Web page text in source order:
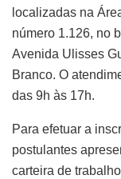
localizadas na
número 1.126, no
Avenida Ulisses
Branco. O
das 9h às 17h.
Para efetuar a
postulantes
carteira de